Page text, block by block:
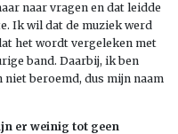
naar vragen en dat leidde
Ik wil dat de muziek werd
het wordt vergeleken met
band. Daarbij, ik ben
beroemd, dus mijn naam
er weinig tot geen